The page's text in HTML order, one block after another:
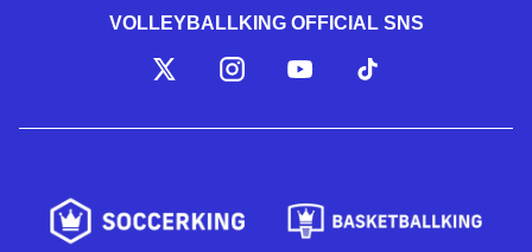
VOLLEYBALLKING OFFICIAL SNS